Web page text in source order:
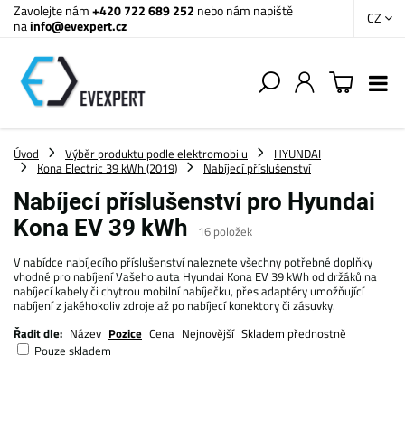
Zavolejte nám+420 722 689 252 nebo nám napiště
nainfo@evexpert.cz CZ
Úvod Výběr produktu podle elektromobilu
HYUNDAI
Kona Electric 39 kWh (2019)
Nabíjecí příslušenství
Nabíjecí příslušenství pro Hyundai
Kona EV 39 kWh
16 položek
V nabídce nabíjecího příslušenství naleznete všechny potřebné doplňky
vhodné pro nabíjení Vašeho auta Hyundai Kona EV 39 kWh od držáků na
nabíjecí kabely či chytrou mobilní nabíječku, přes adaptéry umožňující
nabíjení z jakéhokoliv zdroje až po nabíjecí konektory či zásuvky.
Řadit dle: Název Pozice Cena Nejnovější Skladem přednostně
Pouze skladem